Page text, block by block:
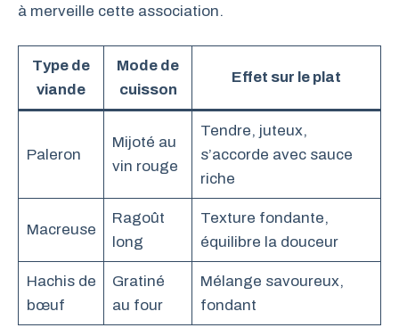
à merveille cette association.
Type de
viande
Mode de
cuisson
Effet sur le plat
Paleron
Mijoté au
vin rouge
Tendre, juteux,
s’accorde avec sauce
riche
Macreuse
Ragoût
long
Texture fondante,
équilibre la douceur
Hachis de
bœuf
Gratiné
au four
Mélange savoureux,
fondant